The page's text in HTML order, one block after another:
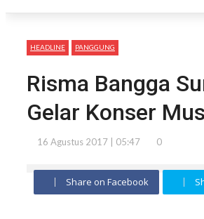
HEADLINE PANGGUNG
Risma Bangga
Gelar Konser
16 Agustus 2017 | 05:47 0
Share on Facebook